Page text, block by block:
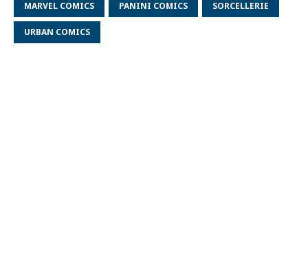
MARVEL COMICS PANINI COMICS SORCELLERIE
URBAN COMICS